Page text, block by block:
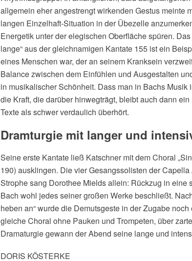
allgemein eher angestrengt wirkenden Gestus meinte
langen Einzelhaft-Situation in der Übezelle
Energetik unter der elegischen Oberfläche spüren.
lange“ aus der gleichnamigen Kantate 155 ist ein
eines Menschen war, der an seinem Kranksein
Balance zwischen dem Einfühlen und Ausgestalten
in musikalischer Schönheit. Dass man in Bachs
die Kraft, die darüber hinwegträgt, bleibt auch dann
Texte als schwer verdaulich überhört.
Dramturgie mit langer und
Seine erste Kantate ließ Katschner mit dem Choral
190) ausklingen. Die vier Gesangssolisten der
Strophe sang Dorothee Mields allein: Rückzug in eine
Bach wohl jedes seiner großen Werke beschließt.
heben an“ wurde die Demutsgeste in der Zugabe
gleiche Choral ohne Pauken und Trompeten, über
Dramaturgie gewann der Abend seine lange und
DORIS KÖSTERKE